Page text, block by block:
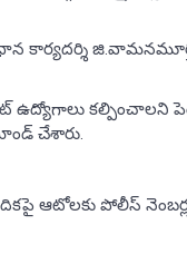
కార్యదర్శి
ఉద్యోగాలు కల్పించాలని
చేశారు.
ఆటోలకు పోలీస్